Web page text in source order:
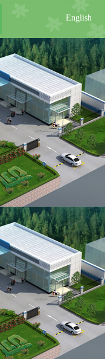
English